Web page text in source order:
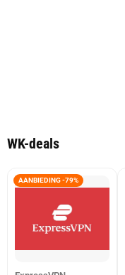
WK-deals
AANBIEDING -79%